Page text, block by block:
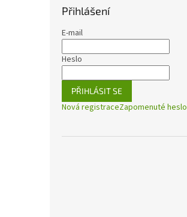
Přihlášení
E-mail
Heslo
PŘIHLÁSIT SE
Nová registraceZapomenuté heslo